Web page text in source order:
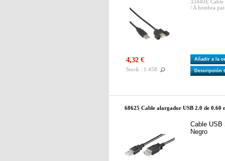
33440E
/ A hembra
4,32 €
Stock : 1.458
Añadir a la
Descripción
68625 Cable alargador USB 2.0 de 0.60
Cable USB
Negro